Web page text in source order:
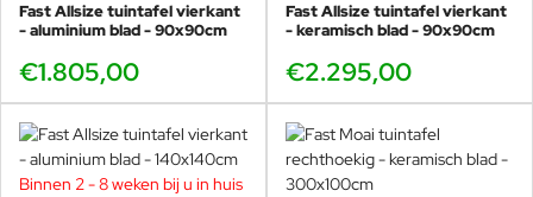
Fast Allsize tuintafel vierkant
- aluminium blad - 90x90cm
€1.805,00
Fast Allsize tuintafel vierkant
- keramisch blad - 90x90cm
€2.295,00
Binnen 2 - 8 weken bij u in huis